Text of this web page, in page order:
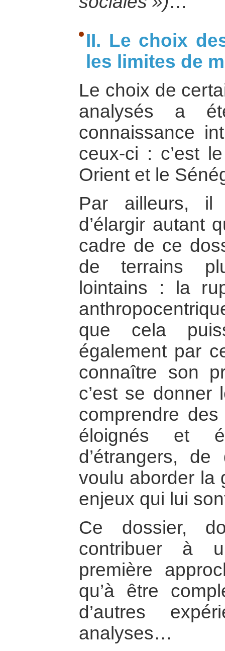
II. Le choix
les limites de
Le choix de
analysés a
connaissance
ceux-ci : c’est
Orient et le
Par ailleurs, il
d’élargir autant
cadre de ce
de terrains
lointains : la
que cela
également par
connaître son
c’est se donner
comprendre
éloignés et
d’étrangers, de
voulu aborder la
enjeux qui lui
Ce dossier,
contribuer à
première
qu’à être
d’autres
analyses…